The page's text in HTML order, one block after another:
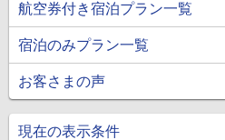
航空券付き宿泊プラン一覧
宿泊のみプラン一覧
お客さまの声
現在の表示条件